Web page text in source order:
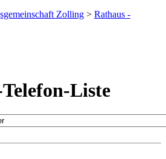
Zolling > Rathaus -
Liste